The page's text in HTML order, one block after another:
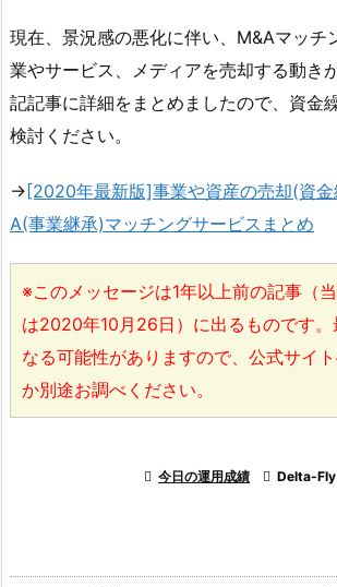
現在、景況感の悪化に伴い、M&Aマッチ
業やサービス、メディアを売却する動き
記記事に詳細をまとめましたので、資金
検討ください。
→[2020年最新版]事業や資産の売却(資
A(事業継承)マッチングサービスまとめ
※このメッセージは1年以上前の記事（
は2020年10月26日）に出るものです
なる可能性がありますので、公式サイ
か別途お調べください。
 今日の運用成績  Delta-Fly